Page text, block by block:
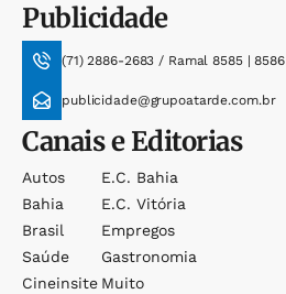
Publicidade
(71) 2886-2683 / Ramal 8585 | 8586
publicidade@grupoatarde.com.br
Canais e Editorias
Autos
Bahia
Brasil
Saúde
Cineinsite
E.c. Bahia
E.c. Vitória
Empregos
Gastronomia
Muito